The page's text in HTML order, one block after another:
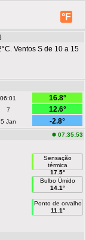
°F
Ventos S de 10 a 15
06:01
16.8°
7
12.6°
5 Jan
-2.8°
07:35:53
Sensação
térmica
17.5°
Bulbo Úmido
14.1°
Ponto de orvalho
11.1°